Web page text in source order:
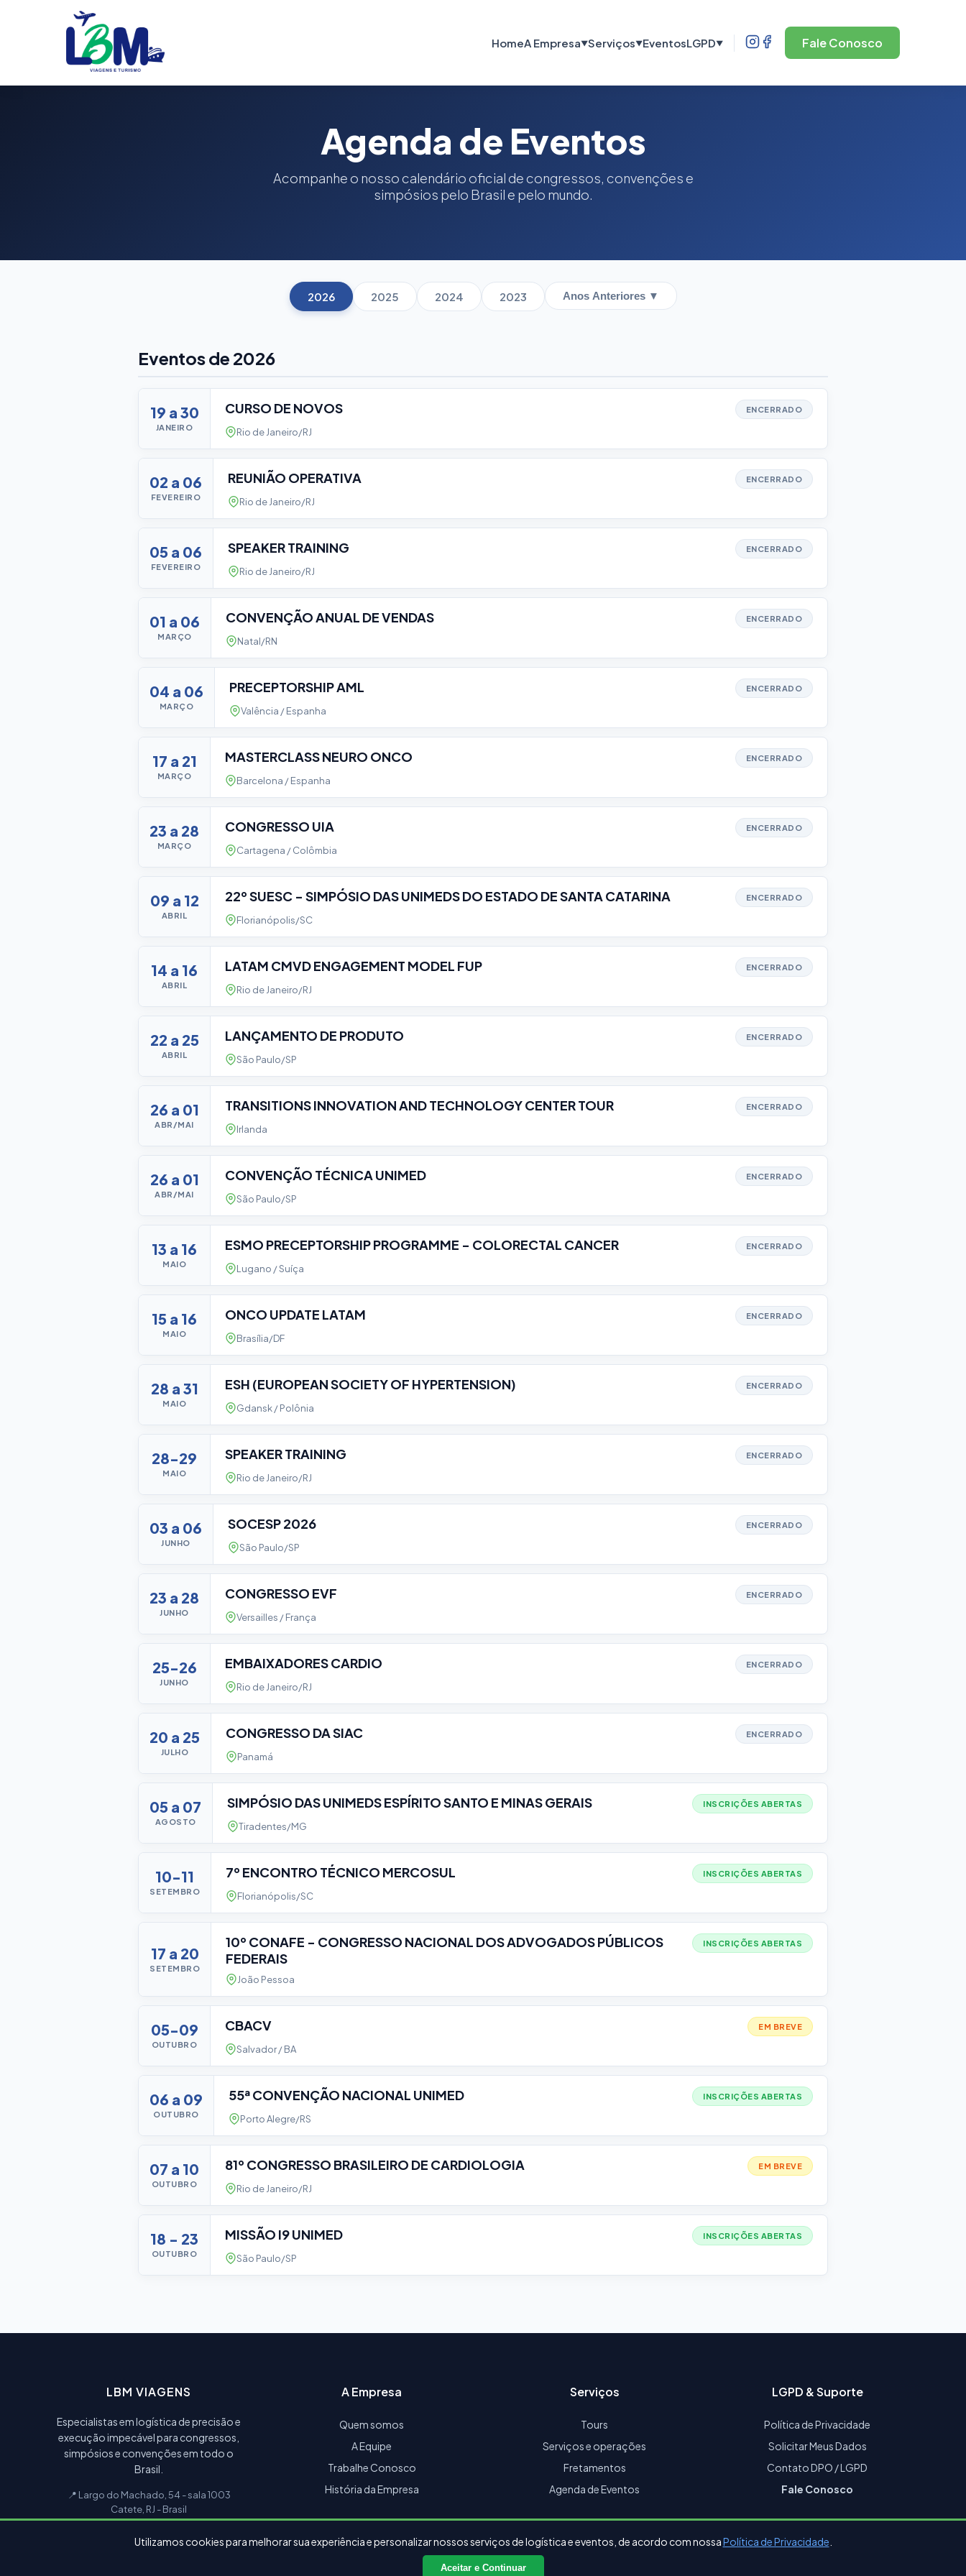
HomeA Empresa▼Serviços▼EventosLGPD▼ Fale Conosco
Utilizamos cookies para melhorar sua experiência e personalizar nossos serviços de logística e eventos, de acordo com nossaPolítica de Privacidade
Aceitar e Continuar
Agenda de Eventos
Acompanhe o nosso calendário oficial de congressos, convenções e
simpósios pelo Brasil e pelo mundo.
2026 2025 2024 2023 Anos Anteriores ▼
Eventos de 2026
19 a 30
JANEIRO
CURSO DE NOVOS ENCERRADO
Rio de Janeiro/RJ
02 a 06
FEVEREIRO
REUNIÃO OPERATIVA ENCERRADO
Rio de Janeiro/RJ
05 a 06
FEVEREIRO
SPEAKER TRAINING ENCERRADO
Rio de Janeiro/RJ
01 a 06
MARÇO
CONVENÇÃO ANUAL DE VENDAS ENCERRADO
Natal/RN
04 a 06
MARÇO
PRECEPTORSHIP AML ENCERRADO
Valência / Espanha
17 a 21
MARÇO
MASTERCLASS NEURO ONCO ENCERRADO
Barcelona / Espanha
23 a 28
MARÇO
CONGRESSO UIA ENCERRADO
Cartagena / Colômbia
09 a 12
ABRIL
22º SUESC - SIMPÓSIO DAS UNIMEDS DO ESTADO DE SANTA CATARINA ENCERRADO
Florianópolis/SC
14 a 16
ABRIL
LATAM CMVD ENGAGEMENT MODEL FUP ENCERRADO
Rio de Janeiro/RJ
22 a 25
ABRIL
LANÇAMENTO DE PRODUTO ENCERRADO
São Paulo/SP
26 a 01
ABR/MAI
TRANSITIONS INNOVATION AND TECHNOLOGY CENTER TOUR ENCERRADO
Irlanda
26 a 01
ABR/MAI
CONVENÇÃO TÉCNICA UNIMED ENCERRADO
São Paulo/SP
13 a 16
MAIO
ESMO PRECEPTORSHIP PROGRAMME - COLORECTAL CANCER ENCERRADO
Lugano / Suíça
15 a 16
MAIO
ONCO UPDATE LATAM ENCERRADO
Brasília/DF
28 a 31
MAIO
ESH (EUROPEAN SOCIETY OF HYPERTENSION) ENCERRADO
Gdansk / Polônia
28-29
MAIO
SPEAKER TRAINING ENCERRADO
Rio de Janeiro/RJ
03 a 06
JUNHO
SOCESP 2026 ENCERRADO
São Paulo/SP
23 a 28
JUNHO
CONGRESSO EVF ENCERRADO
Versailles / França
25-26
JUNHO
EMBAIXADORES CARDIO ENCERRADO
Rio de Janeiro/RJ
20 a 25
JULHO
CONGRESSO DA SIAC ENCERRADO
Panamá
05 a 07
AGOSTO
SIMPÓSIO DAS UNIMEDS ESPÍRITO SANTO E MINAS GERAIS INSCRIÇÕES ABERTAS
Tiradentes/MG
10-11
SETEMBRO
7º ENCONTRO TÉCNICO MERCOSUL INSCRIÇÕES ABERTAS
Florianópolis/SC
17 a 20
SETEMBRO
10º CONAFE - CONGRESSO NACIONAL DOS ADVOGADOS PÚBLICOS
FEDERAIS
INSCRIÇÕES ABERTAS
João Pessoa
05-09
OUTUBRO
CBACV EM BREVE
Salvador / BA
06 a 09
OUTUBRO
55ª CONVENÇÃO NACIONAL UNIMED INSCRIÇÕES ABERTAS
Porto Alegre/RS
07 a 10
OUTUBRO
81º CONGRESSO BRASILEIRO DE CARDIOLOGIA EM BREVE
Rio de Janeiro/RJ
18 - 23
OUTUBRO
MISSÃO I9 UNIMED INSCRIÇÕES ABERTAS
São Paulo/SP
LBM VIAGENS
Especialistas em logística de precisão e
execução impecável para congressos,
simpósios e convenções em todo o
Brasil.
📍 Largo do Machado, 54 - sala 1003
Catete, RJ - Brasil
A Empresa
Quem somos
A Equipe
Trabalhe Conosco
História da Empresa
Serviços
Tours
Serviços e operações
Fretamentos
Agenda de Eventos
LGPD & Suporte
Política de Privacidade
Solicitar Meus Dados
Contato DPO / LGPD
Fale Conosco